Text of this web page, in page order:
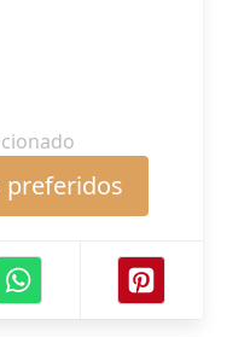
preferidos